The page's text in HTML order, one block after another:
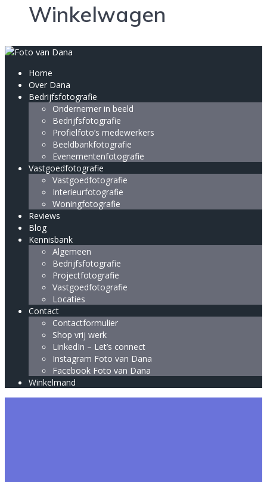
Winkelwagen
Home
Over Dana
Bedrijfsfotografie
Ondernemer in beeld
Bedrijfsfotografie
Profielfoto’s medewerkers
Beeldbankfotografie
Evenementenfotografie
Vastgoedfotografie
Vastgoedfotografie
Interieurfotografie
Woningfotografie
Reviews
Blog
Kennisbank
Algemeen
Bedrijfsfotografie
Projectfotografie
Vastgoedfotografie
Locaties
Contact
Contactformulier
Shop vrij werk
LinkedIn – Let’s connect
Instagram Foto van Dana
Facebook Foto van Dana
Winkelmand